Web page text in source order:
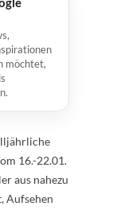
möchtet,
16.-22.01.
aus nahezu
Aufsehen